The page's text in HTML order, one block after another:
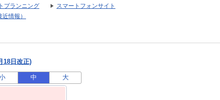
プランニング
スマートフォンサイト
情報）
18日改正)
中 大